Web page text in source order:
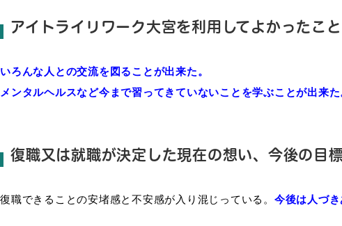
アイトライリワーク大宮を利用してよかったこと
いろんな人との交流を図ることが出来た。
メンタルヘルスなど今まで習ってきていないことを学ぶことが出来た
復職又は就職が決定した現在の想い、今後の目
復職できることの安堵感と不安感が入り混じっている。 今後は人づき